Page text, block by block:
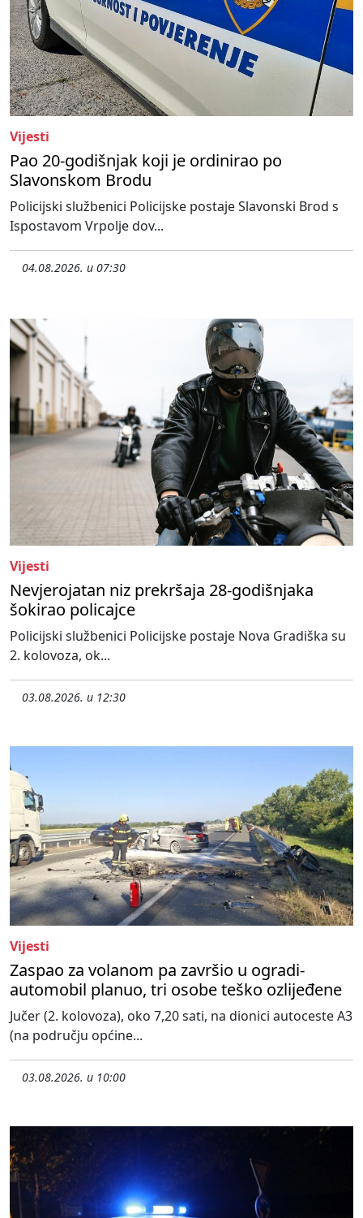
Vijesti
Pao 20-godišnjak koji je ordinirao po
Slavonskom Brodu
Policijski službenici Policijske postaje Slavonski Brod s
Ispostavom Vrpolje dov...
04.08.2026. u 07:30
Vijesti
Nevjerojatan niz prekršaja 28-godišnjaka
šokirao policajce
Policijski službenici Policijske postaje Nova Gradiška su
2. kolovoza, ok...
03.08.2026. u 12:30
Vijesti
Zaspao za volanom pa završio u ogradi-
automobil planuo, tri osobe teško ozlijeđene
Jučer (2. kolovoza), oko 7,20 sati, na dionici autoceste A3
(na području općine...
03.08.2026. u 10:00